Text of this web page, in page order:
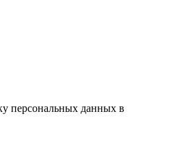
персональных данных в